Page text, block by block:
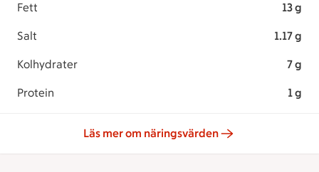
Fett 13 g
Salt 1.17 g
Kolhydrater 7 g
Protein 1 g
Läs mer om näringsvärden